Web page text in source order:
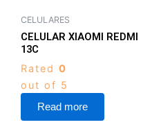
CELULARES
CELULAR XIAOMI REDMI
13C
Rated 0
out of 5
Read more